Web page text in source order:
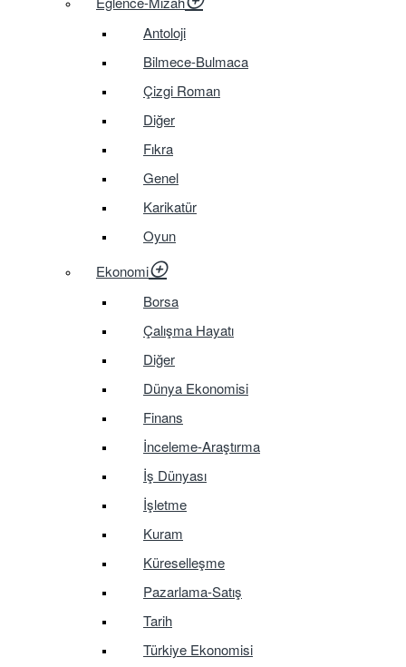
Antoloji
Bilmece-Bulmaca
Çizgi Roman
Diğer
Fıkra
Genel
Karikatür
Oyun
Ekonomi
Borsa
Çalışma Hayatı
Diğer
Dünya Ekonomisi
Finans
İnceleme-Araştırma
İş Dünyası
İşletme
Kuram
Küreselleşme
Pazarlama-Satış
Tarih
Türkiye Ekonomisi